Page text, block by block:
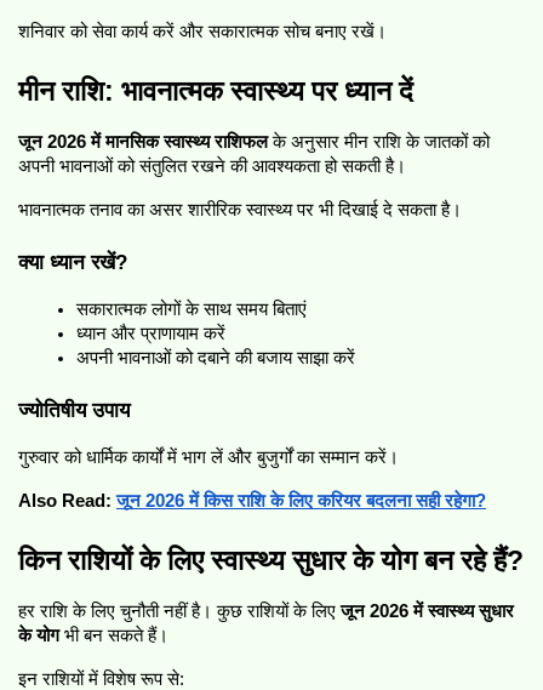
शनिवार को सेवा कार्य करें और सकारात्मक सोच बनाए रखें।
मीन राशि: भावनात्मक स्वास्थ्य पर ध्यान दें
जून 2026 में मानसिक स्वास्थ्य राशिफल के अनुसार मीन राशि के जातकों को
अपनी भावनाओं को संतुलित रखने की आवश्यकता हो सकती है।
भावनात्मक तनाव का असर शारीरिक स्वास्थ्य पर भी दिखाई दे सकता है।
क्या ध्यान रखें?
सकारात्मक लोगों के साथ समय बिताएं
ध्यान और प्राणायाम करें
अपनी भावनाओं को दबाने की बजाय साझा करें
ज्योतिषीय उपाय
गुरुवार को धार्मिक कार्यों में भाग लें और बुजुर्गों का सम्मान करें।
Also Read: जून 2026 में किस राशि के लिए करियर बदलना सही रहेगा?
किन राशियों के लिए स्वास्थ्य सुधार के योग बन रहे हैं?
हर राशि के लिए चुनौती नहीं है। कुछ राशियों के लिए जून 2026 में स्वास्थ्य सुधार
के योग भी बन सकते हैं।
इन राशियों में विशेष रूप से: